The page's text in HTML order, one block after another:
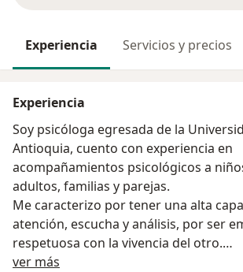
Experiencia Servicios y precios
Experiencia
Soy psicóloga egresada de la
Antioquia, cuento con experiencia en
acompañamientos psicológicos a
adultos, familias y parejas.
Me caracterizo por tener una alta
atención, escucha y análisis, por ser
respetuosa con la vivencia del otro.
En este espacio podrás expresar
ver más